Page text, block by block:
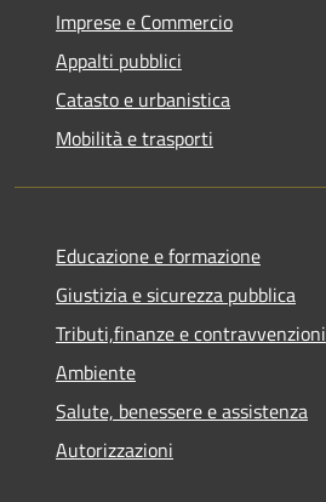
Imprese e Commercio
Appalti pubblici
Catasto e urbanistica
Mobilità e trasporti
Educazione e formazione
Giustizia e sicurezza pubblica
Tributi,finanze e contravvenzioni
Ambiente
Salute, benessere e assistenza
Autorizzazioni